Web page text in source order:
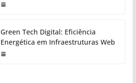
Green Tech Digital: Eficiência
Energética em Infraestruturas Web